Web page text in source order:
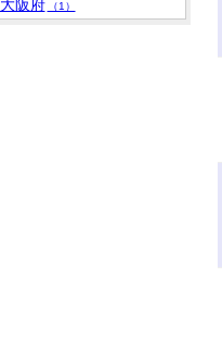
大阪府 （1）